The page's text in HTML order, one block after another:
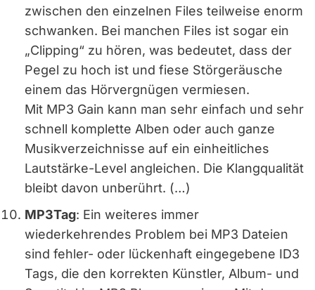
zwischen den einzelnen Files teilweise enorm
schwanken. Bei manchen Files ist sogar ein
„Clipping“ zu hören, was bedeutet, dass der
Pegel zu hoch ist und fiese Störgeräusche
einem das Hörvergnügen vermiesen.
Mit MP3 Gain kann man sehr einfach und sehr
schnell komplette Alben oder auch ganze
Musikverzeichnisse auf ein einheitliches
Lautstärke-Level angleichen. Die Klangqualität
bleibt davon unberührt. (…)
MP3Tag: Ein weiteres immer
wiederkehrendes Problem bei MP3 Dateien
sind fehler- oder lückenhaft eingegebene ID3
Tags, die den korrekten Künstler, Album- und